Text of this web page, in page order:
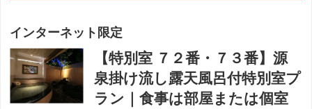
インターネット限定
【特別室 ７２番・７３番】源
泉掛け流し露天風呂付特別室プ
ラン｜食事は部屋または個室